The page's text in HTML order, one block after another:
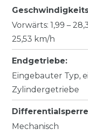
Vorwärts: 1,99 –
25,53 km/h
Endgetriebe:
Eingebauter Typ,
Zylindergetriebe
Mechanisch